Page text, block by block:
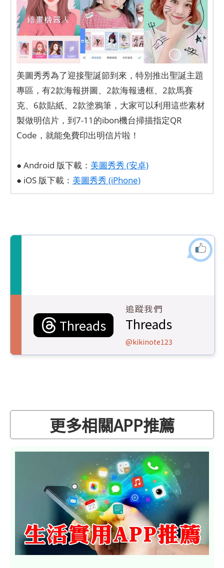
美圖秀秀為了迎接聖誕節到來，特別推出聖誕主題
專區，有2款海報拼圖、2款海報邊框、2款馬賽
克、6款貼紙、2款塗鴉筆，大家可以利用這些素材
製做明信片，到7-11的ibon機台掃描指定QR
Code，就能免費印出明信片啦！
● Android 版下載： 美圖秀秀 (安卓)
● iOS 版下載： 美圖秀秀 (iPhone)
Threads
追蹤我們
Threads
@kikinote123
更多相關APP推薦